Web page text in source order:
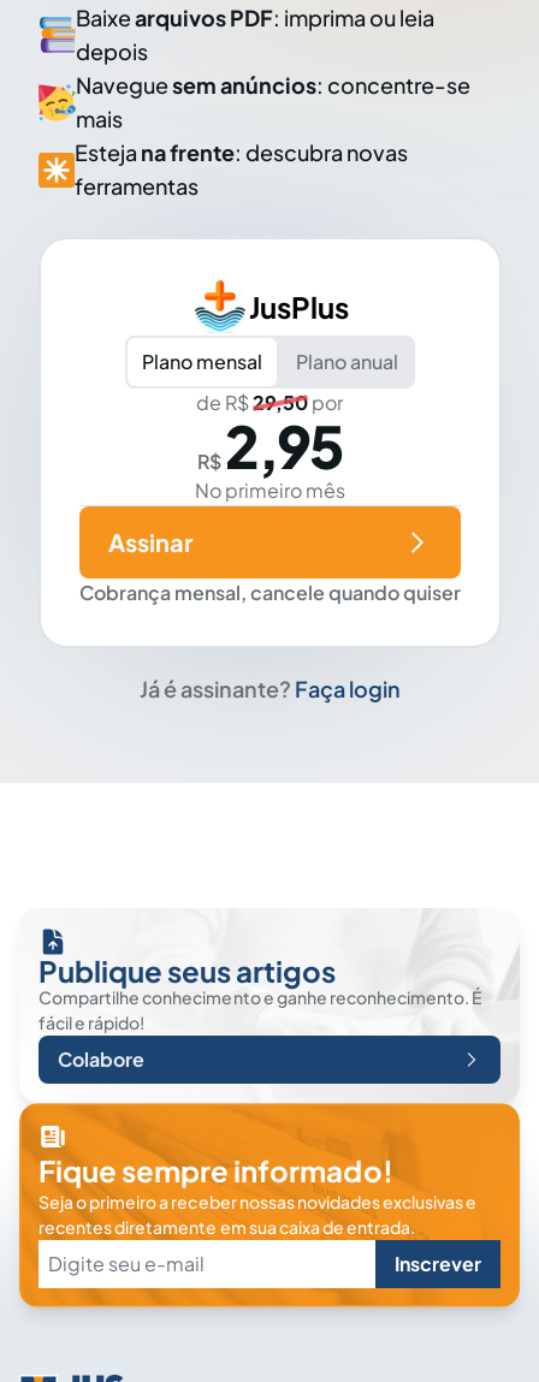
Baixearquivos PDF: imprima ou leia
depois
Naveguesem anúncios: concentre-se
mais
Esteja na frente: descubra novas
ferramentas
JusPlus
Plano mensal
Plano anual
de R$29,50por
R$ 2,95
No primeiro mês
Cobrança mensal, cancele quando quiser
Assinar
Já é assinante? Faça login
Publique seus artigos
Compartilhe conhecimento e ganhe reconhecimento. É
fácil e rápido!
Colabore
Fique sempre informado!
Seja o primeiro a receber nossas novidades exclusivas e
recentes diretamente em sua caixa de entrada.
Inscrever